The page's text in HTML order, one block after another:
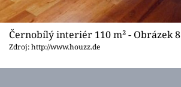
Černobílý interiér 110 m² - Obrázek 8
Zdroj: http://www.houzz.de